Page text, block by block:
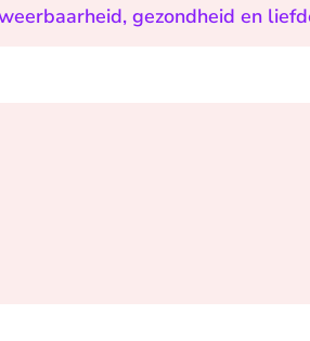
gezondheid en